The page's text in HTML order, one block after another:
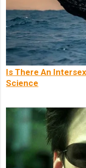
Is There An
Science